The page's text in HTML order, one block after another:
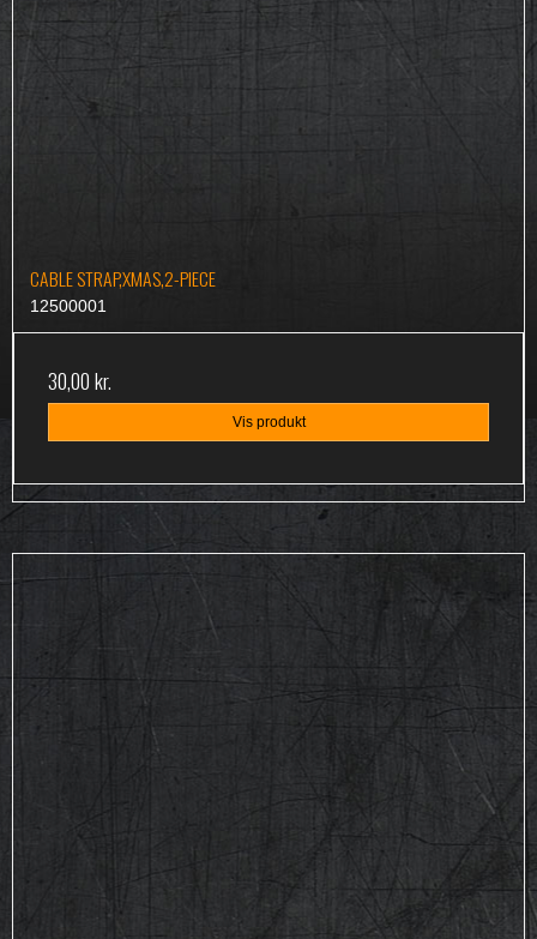
CABLE STRAP,XMAS,2-PIECE
12500001
30,00 kr.
Vis produkt